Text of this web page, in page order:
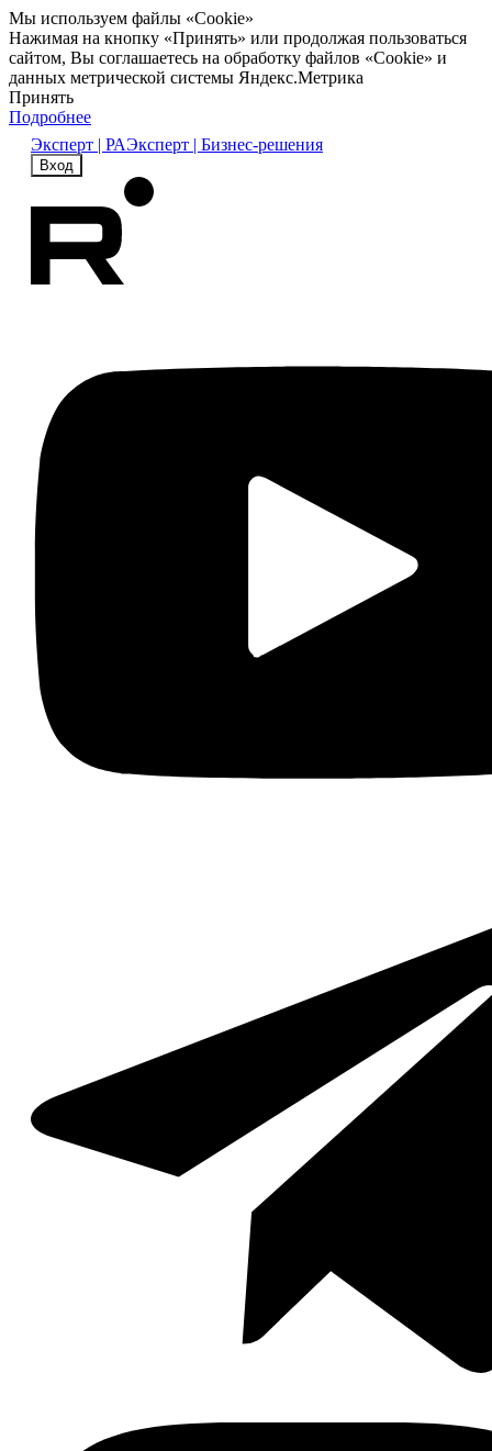
Мы используем файлы «Cookie»
Нажимая на кнопку «Принять» или продолжая пользоваться
сайтом, Вы соглашаетесь на обработку файлов «Cookie» и
данных метрической системы Яндекс.Метрика
Принять
Подробнее
Эксперт | РАЭксперт | Бизнес-решения
Вход